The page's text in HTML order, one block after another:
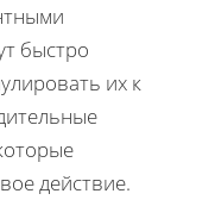
быстро
их к
действие.